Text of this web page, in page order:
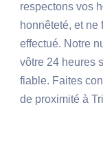
respectons vos
honnêteté, et
effectué. Notre
vôtre 24 heures
fiable. Faites
de proximité à